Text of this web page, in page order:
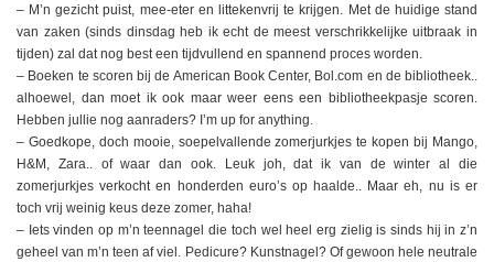
– M’n gezicht puist, mee-eter en littekenvrij te krijgen. Met de huidige stand
van zaken (sinds dinsdag heb ik echt de meest verschrikkelijke uitbraak in
tijden) zal dat nog best een tijdvullend en spannend proces worden.
– Boeken te scoren bij de American Book Center, Bol.com en de bibliotheek..
alhoewel, dan moet ik ook maar weer eens een bibliotheekpasje scoren.
Hebben jullie nog aanraders? I’m up for anything.
– Goedkope, doch mooie, soepelvallende zomerjurkjes te kopen bij Mango,
H&M, Zara.. of waar dan ook. Leuk joh, dat ik van de winter al die
zomerjurkjes verkocht en honderden euro’s op haalde.. Maar eh, nu is er
toch vrij weinig keus deze zomer, haha!
– Iets vinden op m’n teennagel die toch wel heel erg zielig is sinds hij in z’n
geheel van m’n teen af viel. Pedicure? Kunstnagel? Of gewoon hele neutrale